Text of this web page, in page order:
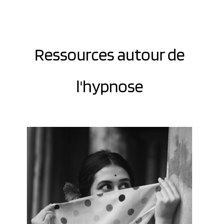
Ressources autour de
l'hypnose